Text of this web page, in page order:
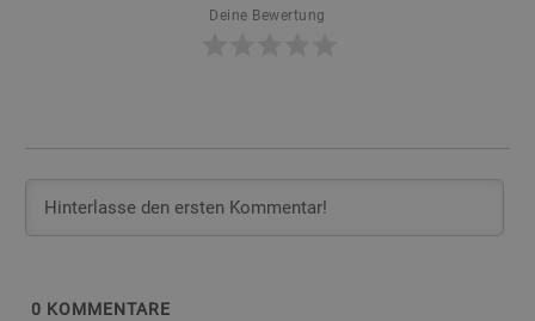
Deine Bewertung
0 KOMMENTARE